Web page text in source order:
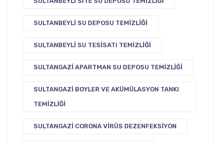
SULTANBEYLI SU DEPOSU TEMIZLIĞI
SULTANBEYLI SU TESISATI TEMIZLIĞI
SULTANGAZI APARTMAN SU DEPOSU TEMIZLIĞI
SULTANGAZI BOYLER VE AKÜMÜLASYON TANKI
TEMIZLIĞI
SULTANGAZI CORONA VIRÜS DEZENFEKSIYON